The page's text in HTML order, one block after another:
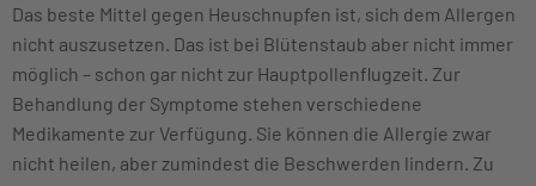
Das beste Mittel gegen Heuschnupfen ist, sich dem Allergen
nicht auszusetzen. Das ist bei Blütenstaub aber nicht immer
möglich – schon gar nicht zur Hauptpollenflugzeit. Zur
Behandlung der Symptome stehen verschiedene
Medikamente zur Verfügung. Sie können die Allergie zwar
nicht heilen, aber zumindest die Beschwerden lindern. Zu